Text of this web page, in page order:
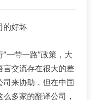
好坏
带一路”政策，大
言交流存在很大的差
来协助，但在中国
多家的翻译公司，